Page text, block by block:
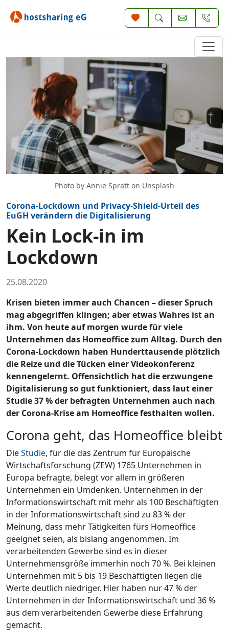
Photo by Annie Spratt on Unsplash
Corona-Lockdown und Privacy-Shield-Urteil des
EuGH verändern die Digitalisierung
Kein Lock-in im
Lockdown
25.08.2020
Krisen bieten immer auch Chancen – dieser Spruch
mag abgegriffen klingen; aber etwas Wahres ist an
ihm. Von heute auf morgen wurde für viele
Unternehmen das Homeoffice zum Alltag. Durch den
Corona-Lockdown haben Hunderttausende plötzlich
die Reize und die Tücken einer Videokonferenz
kennengelernt. Offensichtlich hat die erzwungene
Digitalisierung so gut funktioniert, dass laut einer
Studie 37 % der befragten Unternehmen auch nach
der Corona-Krise am Homeoffice festhalten wollen.
Corona geht, das Homeoffice bleibt
DieStudie, für die das Zentrum für Europäische
Wirtschaftsforschung (ZEW) 1765 Unternehmen in
Europa befragte, belegt vor allem in größeren
Unternehmen ein Umdenken. Unternehmen in der
Informationswirtschaft mit mehr als 100 Beschäftigten
in der Informationswirtschaft sind zu 83 % der
Meinung, dass mehr Tätigkeiten fürs Homeoffice
geeignet seien, als bislang angenommen. Im
verarbeitenden Gewerbe sind es in dieser
Unternehmensgröße immerhin noch 70 %. Bei kleinen
Unternehmen mit 5 bis 19 Beschäftigten liegen die
Werte deutlich niedriger. Hier haben nur 47 % der
Unternehmen in der Informationswirtschaft und 36 %
aus dem verarbeitenden Gewerbe diese Erfahrung
gemacht.